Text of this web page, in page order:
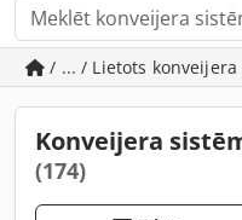
/ ... / Lietots konveijera
Konveijera
(174)